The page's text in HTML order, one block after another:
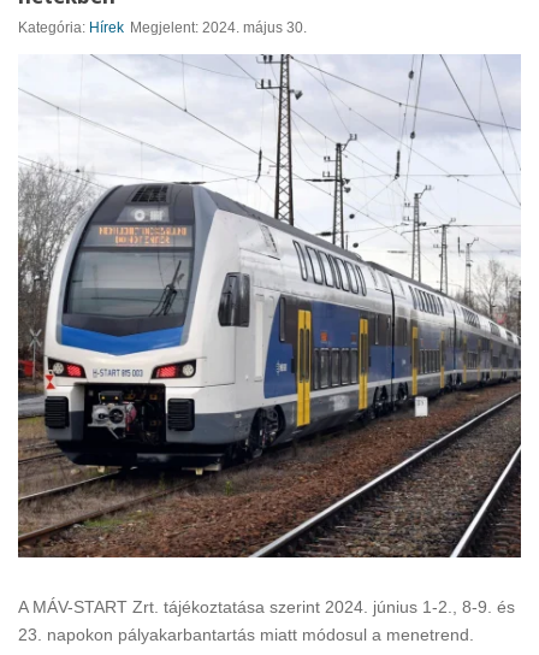
Kategória: Hírek Megjelent: 2024. május 30.
A MÁV-START Zrt. tájékoztatása szerint 2024. június 1-2., 8-9. és
23. napokon pályakarbantartás miatt módosul a menetrend.